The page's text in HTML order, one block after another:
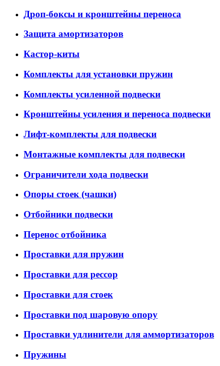
Дроп-боксы и кронштейны переноса
Защита амортизаторов
Кастор-киты
Комплекты для установки пружин
Комплекты усиленной подвески
Кронштейны усиления и переноса подвески
Лифт-комплекты для подвески
Монтажные комплекты для подвески
Ограничители хода подвески
Опоры стоек (чашки)
Отбойники подвески
Перенос отбойника
Проставки для пружин
Проставки для рессор
Проставки для стоек
Проставки под шаровую опору
Проставки удлинители для аммортизаторов
Пружины